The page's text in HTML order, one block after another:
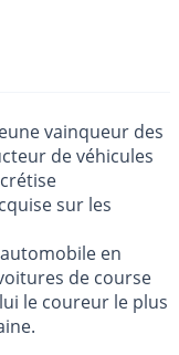
vainqueur des
de véhicules
sur les
en
de course
le coureur le plus